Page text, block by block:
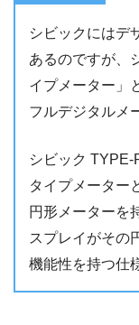
シビックにはデ
あるのですが、
イプメーター」
フルデジタルメ
シビック
タイプメーター
円形メーターを
スプレイがその
機能性を持つ仕